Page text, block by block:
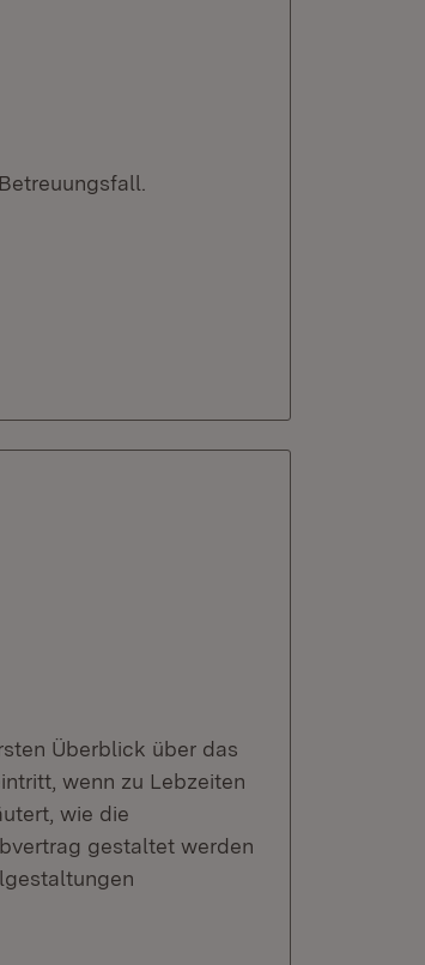
Überblick über das
wenn zu Lebzeiten
wie die
gestaltet werden